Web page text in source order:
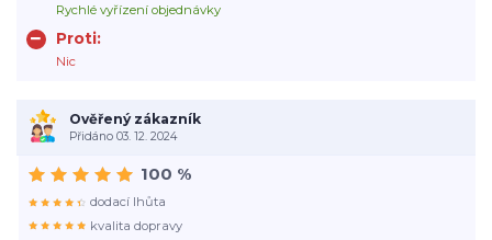
Rychlé vyřízení objednávky
Proti:
Nic
Ověřený zákazník
Přidáno 03. 12. 2024
100 %
dodací lhůta
kvalita dopravy